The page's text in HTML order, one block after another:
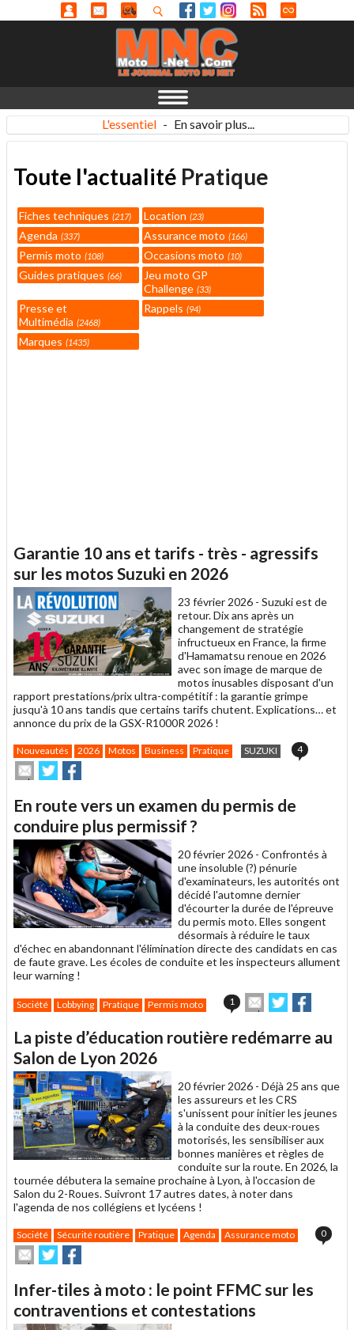
L'essentiel - En savoir plus...
Toute l'actualité Pratique
Fiches techniques 217 Location 23
Agenda 337 Assurance moto 166
Permis moto 108 Occasions moto 10
Guides pratiques 66
Jeu moto GP
Challenge 33
Presse et
Multimédia
2468
Rappels 94
Marques 1435
Garantie 10 ans et tarifs - très - agressifs
sur les motos Suzuki en 2026
23 février 2026 - Suzuki est de
retour. Dix ans après un
changement de stratégie
infructueux en France, la firme
d'Hamamatsu renoue en 2026
avec son image de marque de
motos inusables disposant d'un
rapport prestations/prix ultra-compétitif : la garantie grimpe
jusqu'à 10 ans tandis que certains tarifs chutent. Explications… et
annonce du prix de la GSX-R1000R 2026 !
Nouveautés 2026 Motos Business Pratique SUZUKI 4
Envoyer
cet
à
un
ami
Partager
sur
sur
En route vers un examen du permis de
conduire plus permissif ?
20 février 2026 - Confrontés à
une insoluble (?) pénurie
d'examinateurs, les autorités ont
décidé l'automne dernier
d'écourter la durée de l'épreuve
du permis moto. Elles songent
désormais à réduire le taux
d'échec en abandonnant l'élimination directe des candidats en cas
de faute grave. Les écoles de conduite et les inspecteurs allument
leur warning !
Société Lobbying Pratique Permis moto 1
Envoyer
cet
à
Partager
sur sur
La piste d’éducation routière redémarre au
Salon de Lyon 2026
20 février 2026 - Déjà 25 ans que
les assureurs et les CRS
s'unissent pour initier les jeunes
à la conduite des deux-roues
motorisés, les sensibiliser aux
bonnes manières et règles de
conduite sur la route. En 2026, la
tournée débutera la semaine prochaine à Lyon, à l'occasion de
Salon du 2-Roues. Suivront 17 autres dates, à noter dans
l'agenda de nos collégiens et lycéens !
Société Sécurité routière Pratique Agenda Assurance moto 0
Envoyer
cet
un
ami
Partager
sur
sur
Infer-tiles à moto : le point FFMC sur les
contraventions et contestations